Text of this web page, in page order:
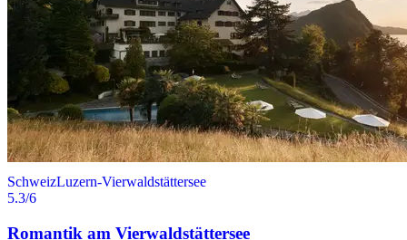
SchweizLuzern-Vierwaldstättersee
5.3/6
Romantik am Vierwaldstättersee